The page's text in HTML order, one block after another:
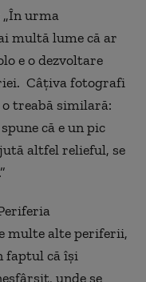
„În urma
multă lume că ar
e o dezvoltare
Câțiva fotografi
treabă similară:
că e un pic
altfel relieful, se
multe alte periferii,
faptul că își
unde se